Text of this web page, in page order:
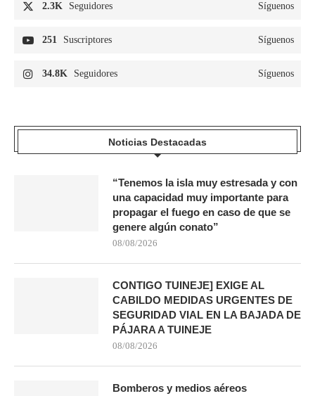
2.3K Seguidores Síguenos
251 Suscriptores Síguenos
34.8K Seguidores Síguenos
Noticias Destacadas
“Tenemos la isla muy estresada y con
una capacidad muy importante para
propagar el fuego en caso de que se
genere algún conato”
08/08/2026
CONTIGO TUINEJE] EXIGE AL
CABILDO MEDIDAS URGENTES DE
SEGURIDAD VIAL EN LA BAJADA DE
PÁJARA A TUINEJE
08/08/2026
Bomberos y medios aéreos